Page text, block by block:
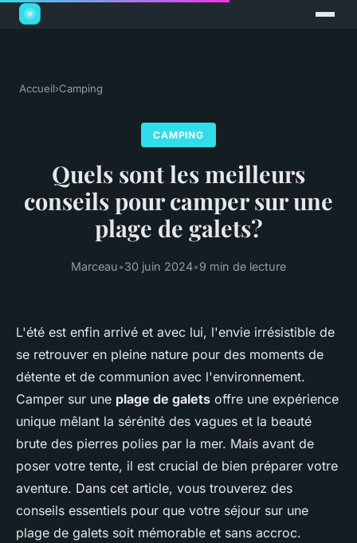
Accueil›Camping
CAMPING
Quels sont les meilleurs
conseils pour camper sur une
plage de galets?
Marceau•30 juin 2024•9 min de lecture
L'été est enfin arrivé et avec lui, l'envie irrésistible de
se retrouver en pleine nature pour des moments de
détente et de communion avec l'environnement.
Camper sur une plage de galets offre une expérience
unique mêlant la sérénité des vagues et la beauté
brute des pierres polies par la mer. Mais avant de
poser votre tente, il est crucial de bien préparer votre
aventure. Dans cet article, vous trouverez des
conseils essentiels pour que votre séjour sur une
plage de galets soit mémorable et sans accroc.